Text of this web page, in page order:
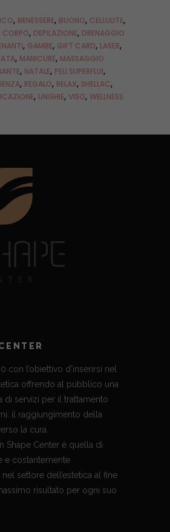
BENESSERE BUONO CELLULITE
CORPO DEPILAZIONE DRENAGGIO
GAMBE GIFT CARD LASER
MANICURE MASSAGGIO
NATALE PELI SUPERFLUI
REGALO RELAX SHELLAC
UNGHIE VISO WELLNESS
con l’obiettivo d’inserirsi nel
offrendo al pubblico una
di servizi per il trattamento
il raggiungimento della
la cura.
Shape Center è quella di
e costantemente
nel settore dell’estetica al fine
risultato per ogni suo